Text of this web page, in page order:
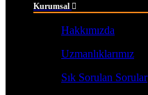
Kurumsal
Hakkımızda
Uzmanlıklarımız
Sık Sorulan Sorular